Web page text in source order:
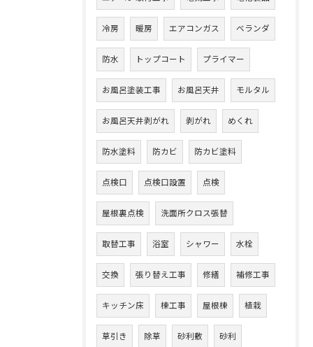
冷房 暖房 エアコンガス ベランダ
防水 トップコート プライマー
お風呂塗装工事 お風呂天井 モルタル
お風呂天井剥がれ 剥がれ めくれ
防水塗料 防カビ 防カビ塗料
点検口 点検口設置 点検
屋根裏点検 洗面所クロス張替
取替工事 浴室 シャワー 水栓
交換 張り替え工事 修繕 補修工事
キッチン床 棟工事 屋根棟 植栽
草引き 除草 砂利敷 砂利